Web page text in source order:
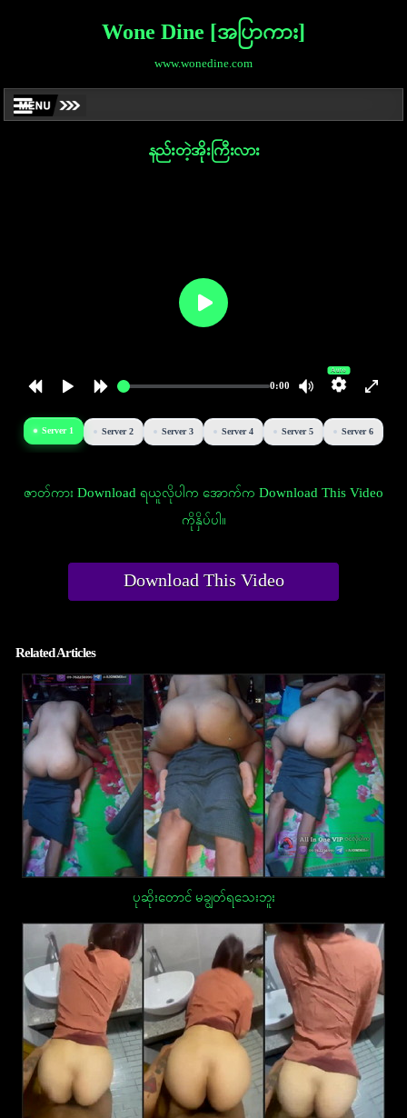
Wone Dine [အပြာကား]
www.wonedine.com
နည်းတဲ့အိုးကြီးလား
0:00
Auto
Server 1 Server 2 Server 3 Server 4 Server 5 Server 6
ဇာတ်ကား Download ရယူလိုပါက အောက်က Download This Video
ကိုနှိပ်ပါ။
Download This Video
Related Articles
ပုဆိုးတောင် မချွတ်ရသေးဘူး